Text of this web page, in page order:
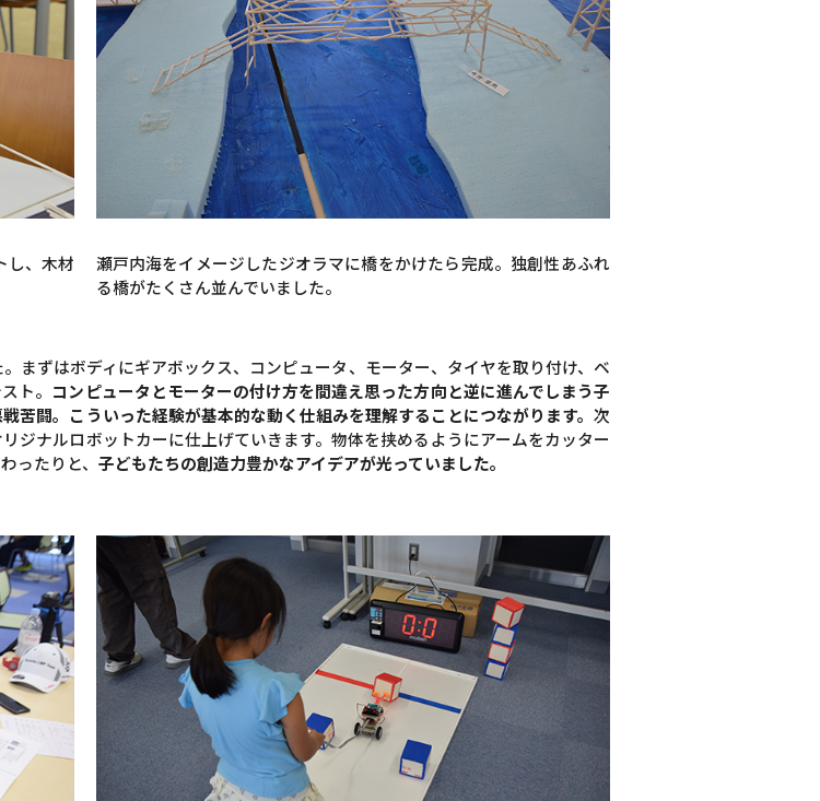
し、木材
瀬戸内海をイメージしたジオラマに橋をかけたら完成。独創性あふれ
る橋がたくさん並んでいました。
まずはボディにギアボックス、コンピュータ、モーター、タイヤを取り付け、ベ
ト。 コンピュータとモーターの付け方を間違え思った方向と逆に進んでしまう子
苦闘。こういった経験が基本的な動く仕組みを理解することにつながります。 次
ジナルロボットカーに仕上げていきます。物体を挟めるようにアームをカッター
ったりと、 子どもたちの創造力豊かなアイデアが光っていました。